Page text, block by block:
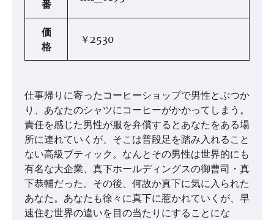
番
価
格
￥2530
仕事帰りに寄ったコーヒーショップで男性とぶつか
り、あなたのシャツにコーヒーがかかってしまう。
責任を感じた男性が服を弁償するとあなたをある場
所に連れていくが、そこは普段足を踏み入れること
ない高級ブティック。なんとその男性は世界的にも
有名な大企業、真下ホールディングスの御曹司・真
下恭輔だった。その後、何故か真下に気に入られた
あなた。あなたも徐々に真下に惹かれていくが、早
速住む世界の違いを目の当たりにすることにな